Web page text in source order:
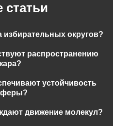
избирательных округов?
распространению
устойчивость
движение молекул?